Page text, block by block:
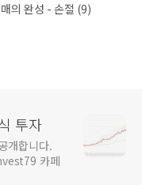
의 완성 - 손절 (9)
투자
개합니다.
카페